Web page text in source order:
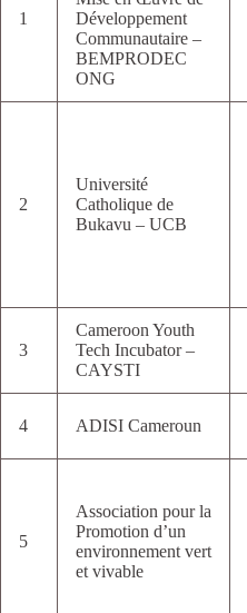
1
Développement
Communautaire –
BEMPRODEC
ONG
2
Université
Catholique de
Bukavu – UCB
3
Cameroon Youth
Tech Incubator –
CAYSTI
4 ADISI Cameroun
5
Association pour la
Promotion d’un
environnement vert
et vivable